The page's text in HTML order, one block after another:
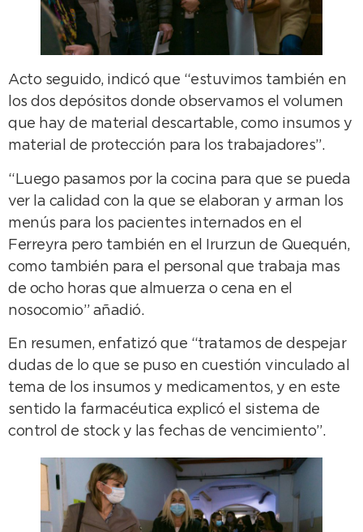
Acto seguido, indicó que “estuvimos también en
los dos depósitos donde observamos el volumen
que hay de material descartable, como insumos y
material de protección para los trabajadores”.
“Luego pasamos por la cocina para que se pueda
ver la calidad con la que se elaboran y arman los
menús para los pacientes internados en el
Ferreyra pero también en el Irurzun de Quequén,
como también para el personal que trabaja mas
de ocho horas que almuerza o cena en el
nosocomio” añadió.
En resumen, enfatizó que “tratamos de despejar
dudas de lo que se puso en cuestión vinculado al
tema de los insumos y medicamentos, y en este
sentido la farmacéutica explicó el sistema de
control de stock y las fechas de vencimiento”.